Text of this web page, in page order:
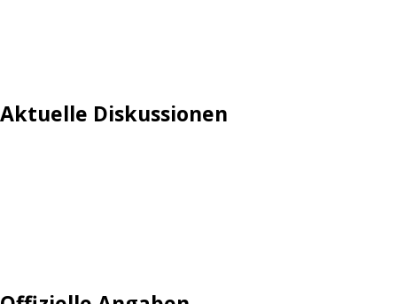
Aktuelle Diskussionen